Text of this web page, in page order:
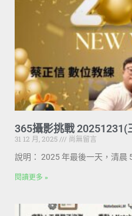
365攝影挑戰 20251231(
31 12 月, 2025
尚無留言
說明： 2025 年最後一天，清晨
閱讀更多 »